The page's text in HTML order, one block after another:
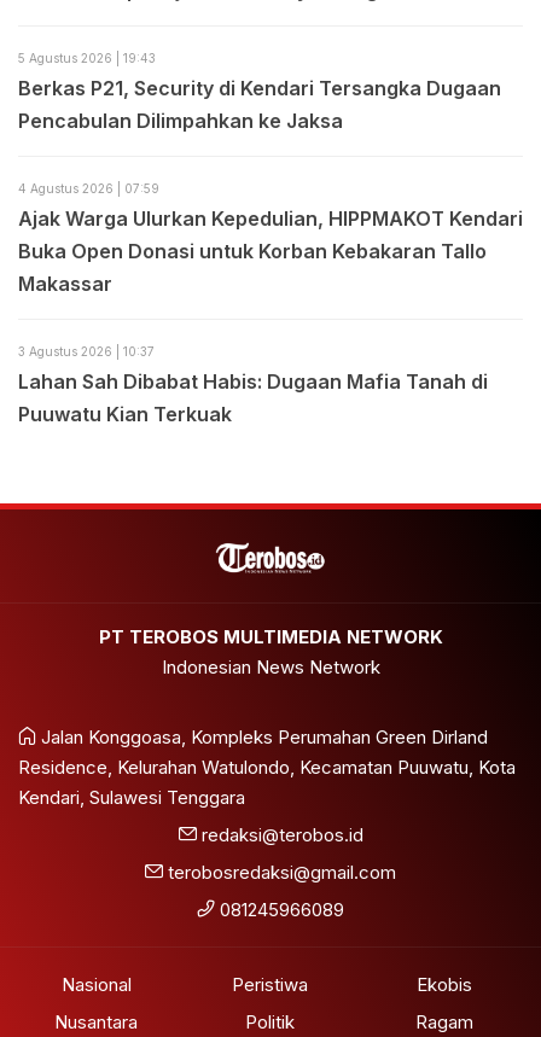
5 Agustus 2026 | 19:43
Berkas P21, Security di Kendari Tersangka Dugaan
Pencabulan Dilimpahkan ke Jaksa
4 Agustus 2026 | 07:59
Ajak Warga Ulurkan Kepedulian, HIPPMAKOT Kendari
Buka Open Donasi untuk Korban Kebakaran Tallo
Makassar
3 Agustus 2026 | 10:37
Lahan Sah Dibabat Habis: Dugaan Mafia Tanah di
Puuwatu Kian Terkuak
PT TEROBOS MULTIMEDIA NETWORK
Indonesian News Network
Jalan Konggoasa, Kompleks Perumahan Green Dirland
Residence, Kelurahan Watulondo, Kecamatan Puuwatu, Kota
Kendari, Sulawesi Tenggara
redaksi@terobos.id
terobosredaksi@gmail.com
081245966089
Nasional
Nusantara
Peristiwa
Politik
Ekobis
Ragam